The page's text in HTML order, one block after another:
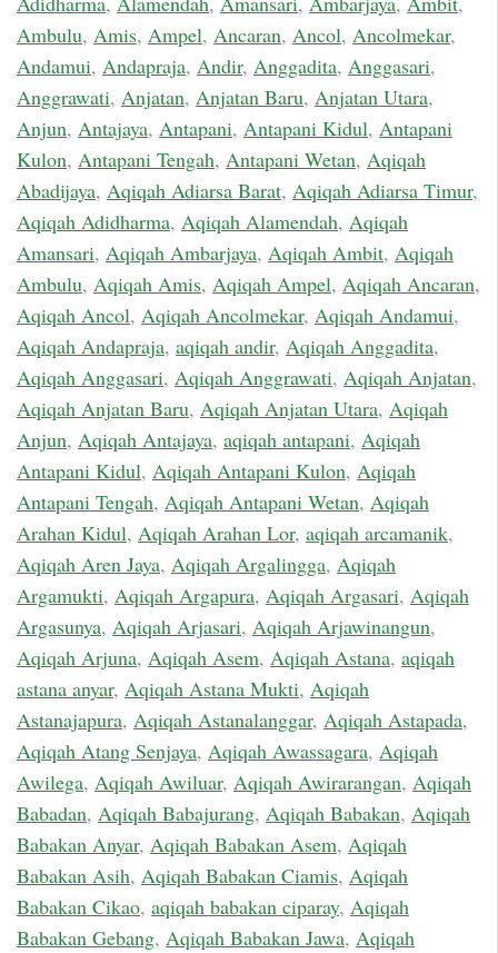
Ambulu, Amis, Ampel, Ancaran, Ancol, Ancolmekar,
Andamui, Andapraja, Andir, Anggadita, Anggasari,
Anggrawati, Anjatan, Anjatan Baru, Anjatan Utara,
Anjun, Antajaya, Antapani, Antapani Kidul, Antapani
Kulon, Antapani Tengah, Antapani Wetan, Aqiqah
Abadijaya, Aqiqah Adiarsa Barat, Aqiqah Adiarsa Timur,
Aqiqah Adidharma, Aqiqah Alamendah, Aqiqah
Amansari, Aqiqah Ambarjaya, Aqiqah Ambit, Aqiqah
Ambulu, Aqiqah Amis, Aqiqah Ampel, Aqiqah Ancaran,
Aqiqah Ancol, Aqiqah Ancolmekar, Aqiqah Andamui,
Aqiqah Andapraja, aqiqah andir, Aqiqah Anggadita,
Aqiqah Anggasari, Aqiqah Anggrawati, Aqiqah Anjatan,
Aqiqah Anjatan Baru, Aqiqah Anjatan Utara, Aqiqah
Anjun, Aqiqah Antajaya, aqiqah antapani, Aqiqah
Antapani Kidul, Aqiqah Antapani Kulon, Aqiqah
Antapani Tengah, Aqiqah Antapani Wetan, Aqiqah
Arahan Kidul, Aqiqah Arahan Lor, aqiqah arcamanik,
Aqiqah Aren Jaya, Aqiqah Argalingga, Aqiqah
Argamukti, Aqiqah Argapura, Aqiqah Argasari, Aqiqah
Argasunya, Aqiqah Arjasari, Aqiqah Arjawinangun,
Aqiqah Arjuna, Aqiqah Asem, Aqiqah Astana, aqiqah
astana anyar, Aqiqah Astana Mukti, Aqiqah
Astanajapura, Aqiqah Astanalanggar, Aqiqah Astapada,
Aqiqah Atang Senjaya, Aqiqah Awassagara, Aqiqah
Awilega, Aqiqah Awiluar, Aqiqah Awirarangan, Aqiqah
Babadan, Aqiqah Babajurang, Aqiqah Babakan, Aqiqah
Babakan Anyar, Aqiqah Babakan Asem, Aqiqah
Babakan Asih, Aqiqah Babakan Ciamis, Aqiqah
Babakan Cikao, aqiqah babakan ciparay, Aqiqah
Babakan Gebang, Aqiqah Babakan Jawa, Aqiqah